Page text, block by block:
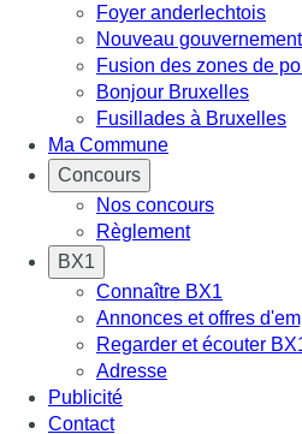
Foyer anderlechtois
Nouveau
Fusion des zones de
Bonjour Bruxelles
Fusillades à Bruxelles
Ma Commune
Concours
Nos concours
Règlement
BX1
Connaître BX1
Annonces et offres
Regarder et écouter
Adresse
Publicité
Contact